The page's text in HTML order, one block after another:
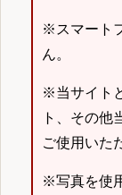
※スマート
ん。
※当サイト
ト、その他
ご使用いた
※写真を使